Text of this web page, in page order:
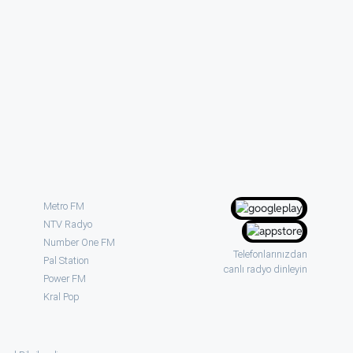
Metro FM
NTV Radyo
Number One FM
Pal Station
Power FM
Kral Pop
Telefonlarınızdan
canlı radyo dinleyin